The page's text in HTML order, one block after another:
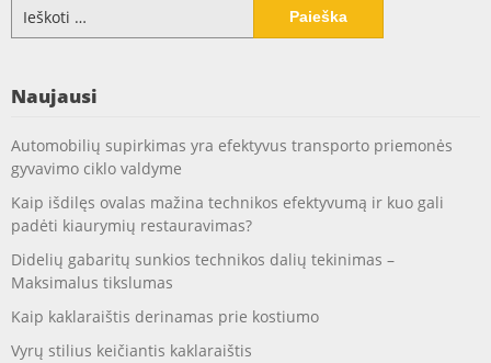
Ieškoti:
Naujausi
Automobilių supirkimas yra efektyvus transporto priemonės
gyvavimo ciklo valdyme
Kaip išdilęs ovalas mažina technikos efektyvumą ir kuo gali
padėti kiaurymių restauravimas?
Didelių gabaritų sunkios technikos dalių tekinimas –
Maksimalus tikslumas
Kaip kaklaraištis derinamas prie kostiumo
Vyrų stilius keičiantis kaklaraištis